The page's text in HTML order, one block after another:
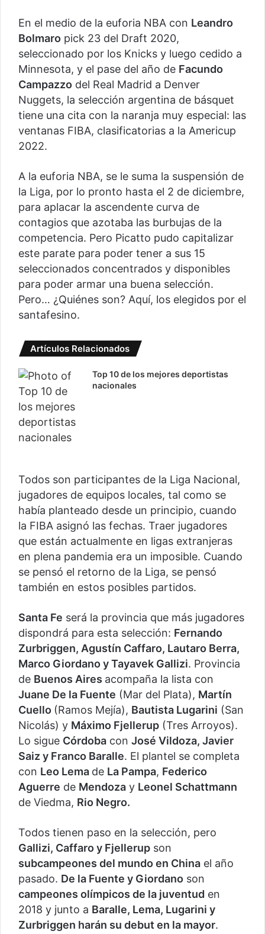
En el medio de la euforia NBA con Leandro
Bolmaro pick 23 del Draft 2020,
seleccionado por los Knicks y luego cedido a
Minnesota, y el pase del año de Facundo
Campazzo del Real Madrid a Denver
Nuggets, la selección argentina de básquet
tiene una cita con la naranja muy especial: las
ventanas FIBA, clasificatorias a la Americup
2022.
A la euforia NBA, se le suma la suspensión de
la Liga, por lo pronto hasta el 2 de diciembre,
para aplacar la ascendente curva de
contagios que azotaba las burbujas de la
competencia. Pero Picatto pudo capitalizar
este parate para poder tener a sus 15
seleccionados concentrados y disponibles
para poder armar una buena selección.
Pero… ¿Quiénes son? Aquí, los elegidos por el
santafesino.
Artículos Relacionados
Top 10 de los mejores deportistas
nacionales
Todos son participantes de la Liga Nacional,
jugadores de equipos locales, tal como se
había planteado desde un principio, cuando
la FIBA asignó las fechas. Traer jugadores
que están actualmente en ligas extranjeras
en plena pandemia era un imposible. Cuando
se pensó el retorno de la Liga, se pensó
también en estos posibles partidos.
Santa Fe será la provincia que más jugadores
dispondrá para esta selección: Fernando
Zurbriggen, Agustín Caffaro, Lautaro Berra,
Marco Giordano y Tayavek Gallizi. Provincia
de Buenos Aires acompaña la lista con
Juane De la Fuente (Mar del Plata), Martín
Cuello (Ramos Mejía), Bautista Lugarini (San
Nicolás) y Máximo Fjellerup (Tres Arroyos).
Lo sigue Córdoba con José Vildoza, Javier
Saiz y Franco Baralle. El plantel se completa
con Leo Lema de La Pampa, Federico
Aguerre de Mendoza y Leonel Schattmann
de Viedma, Rio Negro.
Todos tienen paso en la selección, pero
Gallizi, Caffaro y Fjellerup son
subcampeones del mundo en China el año
pasado. De la Fuente y Giordano son
campeones olímpicos de la juventud en
2018 y junto a Baralle, Lema, Lugarini y
Zurbriggen harán su debut en la mayor.